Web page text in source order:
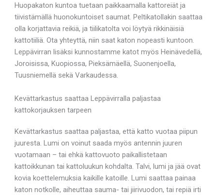
Huopakaton kuntoa tuetaan paikkaamalla kattoreiät ja
tiivistämällä huonokuntoiset saumat. Peltikatollakin saattaa
olla korjattavia reikiä, ja tiilikatolta voi löytyä rikkinäisiä
kattotiiliä. Ota yhteyttä, niin saat katon nopeasti kuntoon.
Leppävirran lisäksi kunnostamme katot myös Heinävedellä,
Joroisissa, Kuopiossa, Pieksämäellä, Suonenjoella,
Tuusniemellä sekä Varkaudessa.
Kevättarkastus saattaa Leppävirralla paljastaa
kattokorjauksen tarpeen
Kevättarkastus saattaa paljastaa, että katto vuotaa piipun
juuresta. Lumi on voinut saada myös antennin juuren
vuotamaan – tai ehkä kattovuoto paikallistetaan
kattoikkunan tai kattoluukun kohdalta. Talvi, lumi ja jää ovat
kovia koettelemuksia kaikille katoille. Lumi saattaa painaa
katon notkolle, aiheuttaa sauma- tai jiirivuodon, tai repiä irti